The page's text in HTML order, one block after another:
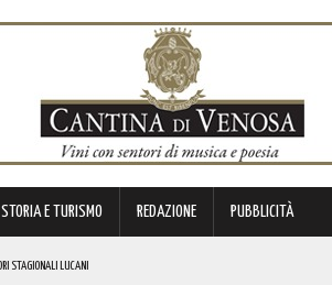
STORIA E TURISMO REDAZIONE PUBBLICITÀ
STAGIONALI LUCANI